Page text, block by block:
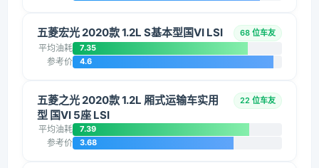
五菱宏光 2020款 1.2L S基本型国VI LSI 68 位车友
平均油耗 7.35
参考价 4.6
五菱之光 2020款 1.2L 厢式运输车实用
型 国VI 5座 LSI
22 位车友
平均油耗 7.39
参考价 3.68